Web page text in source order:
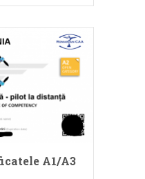
A1/A3